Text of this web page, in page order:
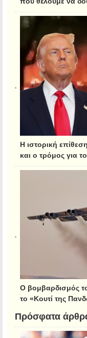
Η ιστορική
και ο τρόμος για
Ο βομβαρδισμός
το «Κουτί της
Πρόσφατα